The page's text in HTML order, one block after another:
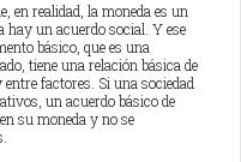
en realidad, la moneda es un
hay un acuerdo social. Y ese
básico, que es una
tiene una relación básica de
factores. Si una sociedad
un acuerdo básico de
su moneda y no se